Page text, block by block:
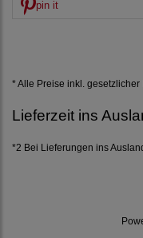
pin it
* Alle Preise inkl. gesetzlicher
Lieferzeit ins
*2 Bei Lieferungen ins